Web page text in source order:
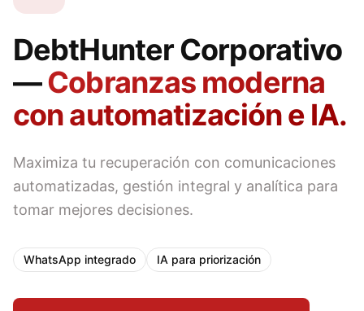
DebtHunter Corporativo
—Cobranzas moderna
con automatización e IA.
Maximiza tu recuperación con comunicaciones
automatizadas, gestión integral y analítica para
tomar mejores decisiones.
WhatsApp integrado IA para priorización